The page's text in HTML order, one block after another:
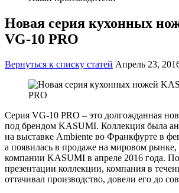
Новая серия кухонных
VG-10 PRO
Вернуться к списку статей Апрель 23,
Серия VG-10 PRO – это долгожданная
под брендом KASUMI. Коллекция была
на выставке Ambiente во Франкфурте в
а появилась в продаже на мировом рынке,
компании KASUMI в апреле 2016 года.
презентации коллекции, компания в
оттачивал производство, довели его до